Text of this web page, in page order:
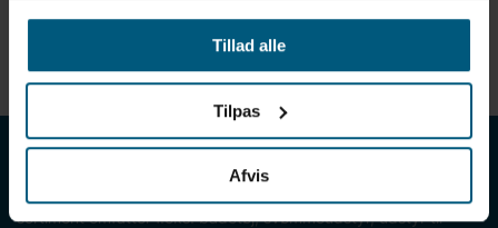
Tillad alle
Tilpas
Afvis
Mål: L500 x B500 x H90 (foran) / H135 (bagerst) mm
LML SPORT - Alt til vand
sortiment omfatter f.eks. badetøj, svømmeudstyr, udstyr til